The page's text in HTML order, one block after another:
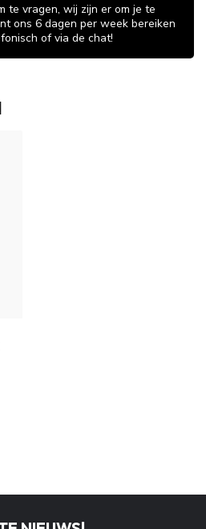
te vragen, wij zijn er om je te
ons 6 dagen per week bereiken
of via de chat!